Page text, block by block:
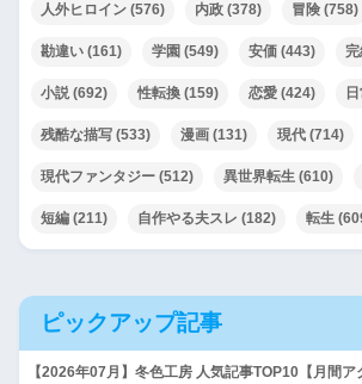
人外ヒロイン (576) 内政 (378) 冒険 (758)
勘違い (161) 学園 (549) 安価 (443)
小説(692) 性転換 (159) 恋愛 (424)
残酷な描写 (533) 漫画 (131) 現代 (714)
現代ファンタジー (512) 異世界転生 (610)
短編 (211) 自作やる夫スレ (182) 転生
ピックアップ記事
【2026年07月】冬色工房 人気記事TOP10【月間ア